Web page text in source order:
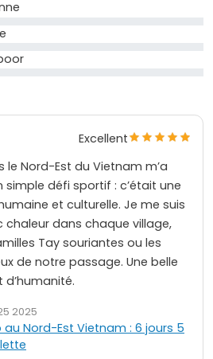
Excellent
le Nord-Est du Vietnam m’a
simple défi sportif : c’était une
et culturelle. Je me suis
chaleur dans chaque village,
Tay souriantes ou les
de notre passage. Une belle
2025
au Nord-Est Vietnam : 6 jours 5